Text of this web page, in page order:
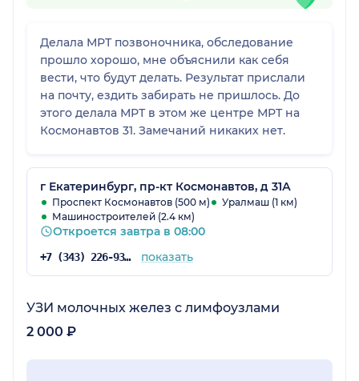
Делала МРТ позвоночника, обследование
прошло хорошо, мне объяснили как себя
вести, что будут делать. Результат прислали
на почту, ездить забирать не пришлось. До
этого делала МРТ в этом же центре МРТ на
Космонавтов 31. Замечаний никаких нет.
г Екатеринбург, пр-кт Космонавтов, д 31А
Проспект Космонавтов (500 м)
Уралмаш (1 км)
Машиностроителей (2.4 км)
Откроется завтра в 08:00
+7 (343) 226-93-81 показать
УЗИ молочных желез с лимфоузлами
2 000 ₽